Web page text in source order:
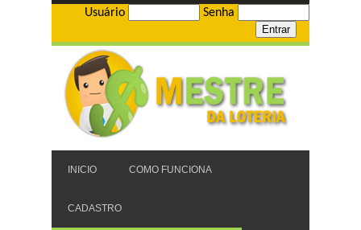
Usuário Senha
INICIO COMO FUNCIONA
CADASTRO